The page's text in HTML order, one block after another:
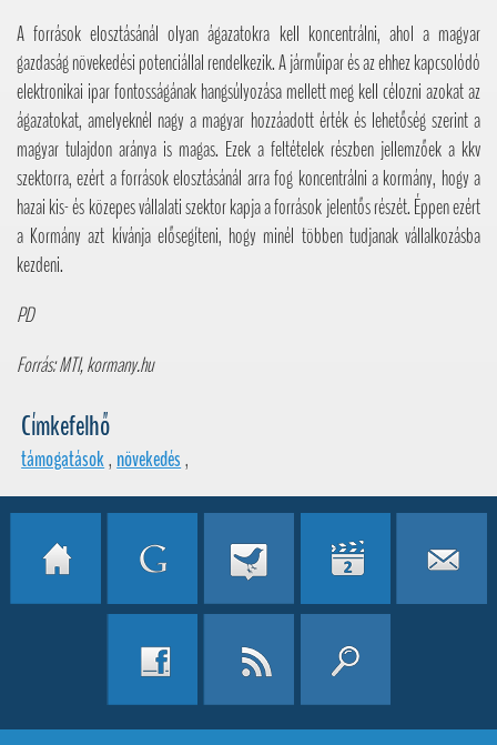
A források elosztásánál olyan ágazatokra kell koncentrálni, ahol a magyar
gazdaság növekedési potenciállal rendelkezik. A járműipar és az ehhez kapcsolódó
elektronikai ipar fontosságának hangsúlyozása mellett meg kell célozni azokat az
ágazatokat, amelyeknél nagy a magyar hozzáadott érték és lehetőség szerint a
magyar tulajdon aránya is magas. Ezek a feltételek részben jellemzőek a kkv
szektorra, ezért a források elosztásánál arra fog koncentrálni a kormány, hogy a
hazai kis- és közepes vállalati szektor kapja a források jelentős részét. Éppen ezért
a Kormány azt kívánja elősegíteni, hogy minél többen tudjanak vállalkozásba
kezdeni.
PD
Forrás: MTI, kormany.hu
Címkefelhő
támogatások, növekedés,